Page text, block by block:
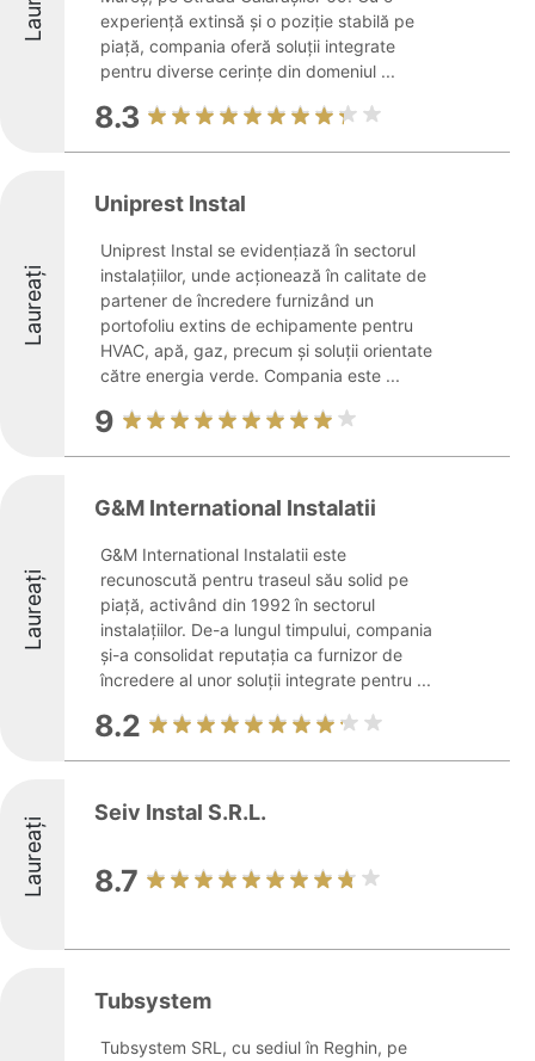
experiență extinsă și o poziție stabilă pe
piață, compania oferă soluții integrate
pentru diverse cerințe din domeniul ...
8.3
Laureați
Uniprest Instal
Uniprest Instal se evidențiază în sectorul
instalațiilor, unde acționează în calitate de
partener de încredere furnizând un
portofoliu extins de echipamente pentru
HVAC, apă, gaz, precum și soluții orientate
către energia verde. Compania este ...
9
Laureați
G&M International Instalatii
G&M International Instalatii este
recunoscută pentru traseul său solid pe
piață, activând din 1992 în sectorul
instalațiilor. De-a lungul timpului, compania
și-a consolidat reputația ca furnizor de
încredere al unor soluții integrate pentru ...
8.2
Laureați
Seiv Instal S.R.L.
8.7
Tubsystem
Tubsystem SRL, cu sediul în Reghin, pe